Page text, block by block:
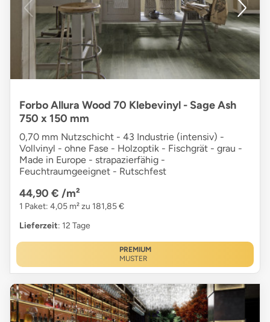
Forbo Allura Wood 70 Klebevinyl - Sage Ash
750 x 150 mm
0,70 mm Nutzschicht - 43 Industrie (intensiv) -
Vollvinyl - ohne Fase - Holzoptik - Fischgrät - grau -
Made in Europe - strapazierfähig -
Feuchtraumgeeignet - Rutschfest
44,90 € /m²
1 Paket: 4,05 m² zu 181,85 €
Lieferzeit: 12 Tage
PREMIUM
MUSTER